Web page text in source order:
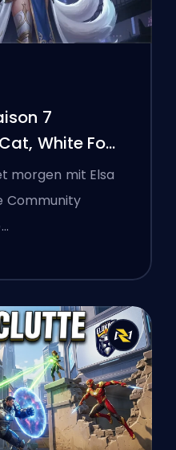
7
White Fox
Take
morgen mit Elsa
Community